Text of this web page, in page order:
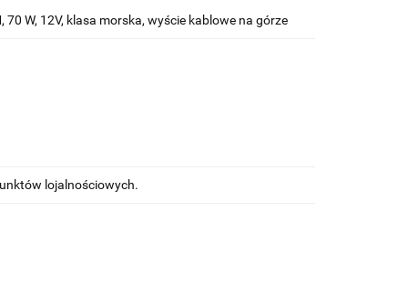
W, 12V, klasa morska, wyście kablowe na górze
lojalnościowych.